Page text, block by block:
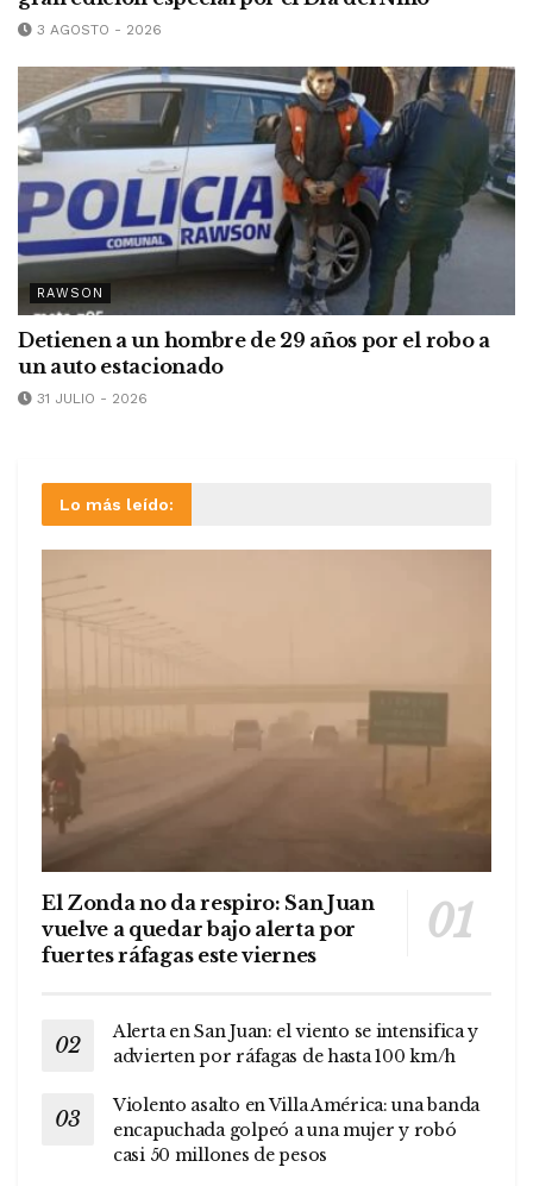
3 AGOSTO - 2026
RAWSON
Detienen a un hombre de 29 años por el robo a
un auto estacionado
31 JULIO - 2026
Lo más leído:
El Zonda no da respiro: San Juan
vuelve a quedar bajo alerta por
fuertes ráfagas este viernes
Alerta en San Juan: el viento se intensifica y
advierten por ráfagas de hasta 100 km/h
Violento asalto en Villa América: una banda
encapuchada golpeó a una mujer y robó
casi 50 millones de pesos